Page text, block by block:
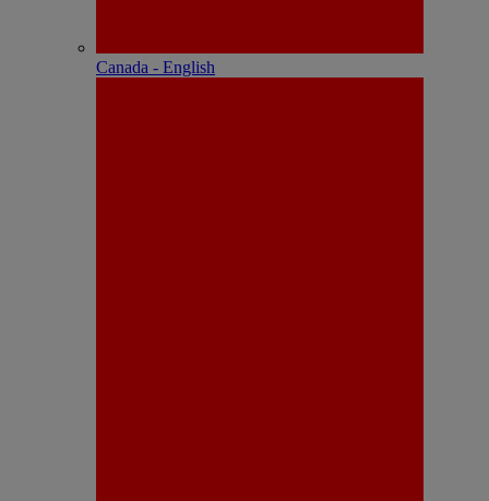
Canada - English